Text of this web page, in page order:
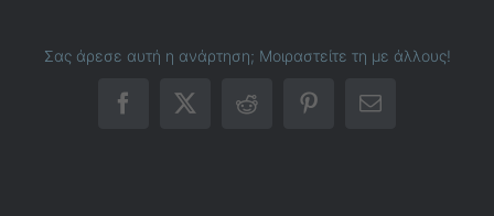
Σας άρεσε αυτή η ανάρτηση; Μοιραστείτε τη με άλλους!
Facebook
X RedditPinterestEmail